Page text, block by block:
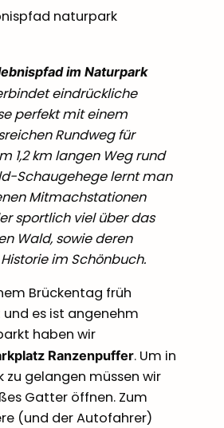
im Naturpark
eindrückliche
perfekt mit einem
Rundweg für
1,2 km langen Weg rund
Schaugehege lernt man
Mitmachstationen
sportlich viel über das
Wald, sowie deren
im Schönbuch.
Brückentag früh
es ist angenehm
haben wir
Ranzenpuffer. Um in
zu gelangen müssen wir
Gatter öffnen. Zum
(und der Autofahrer)